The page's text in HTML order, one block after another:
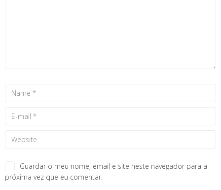
Guardar o meu nome, email e site neste navegador para a
próxima vez que eu comentar.